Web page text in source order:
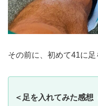
その前に、初めて41に足
＜足を入れてみた感想